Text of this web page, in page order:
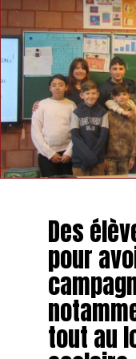
Des
pour
tout au